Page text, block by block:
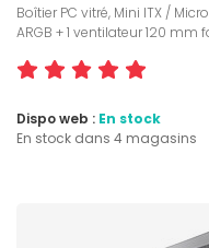
Boîtier PC vitré, Mini ITX /
ARGB + 1 ventilateur 120 mm
Dispo web : En stock
En stock dans 4 magasins